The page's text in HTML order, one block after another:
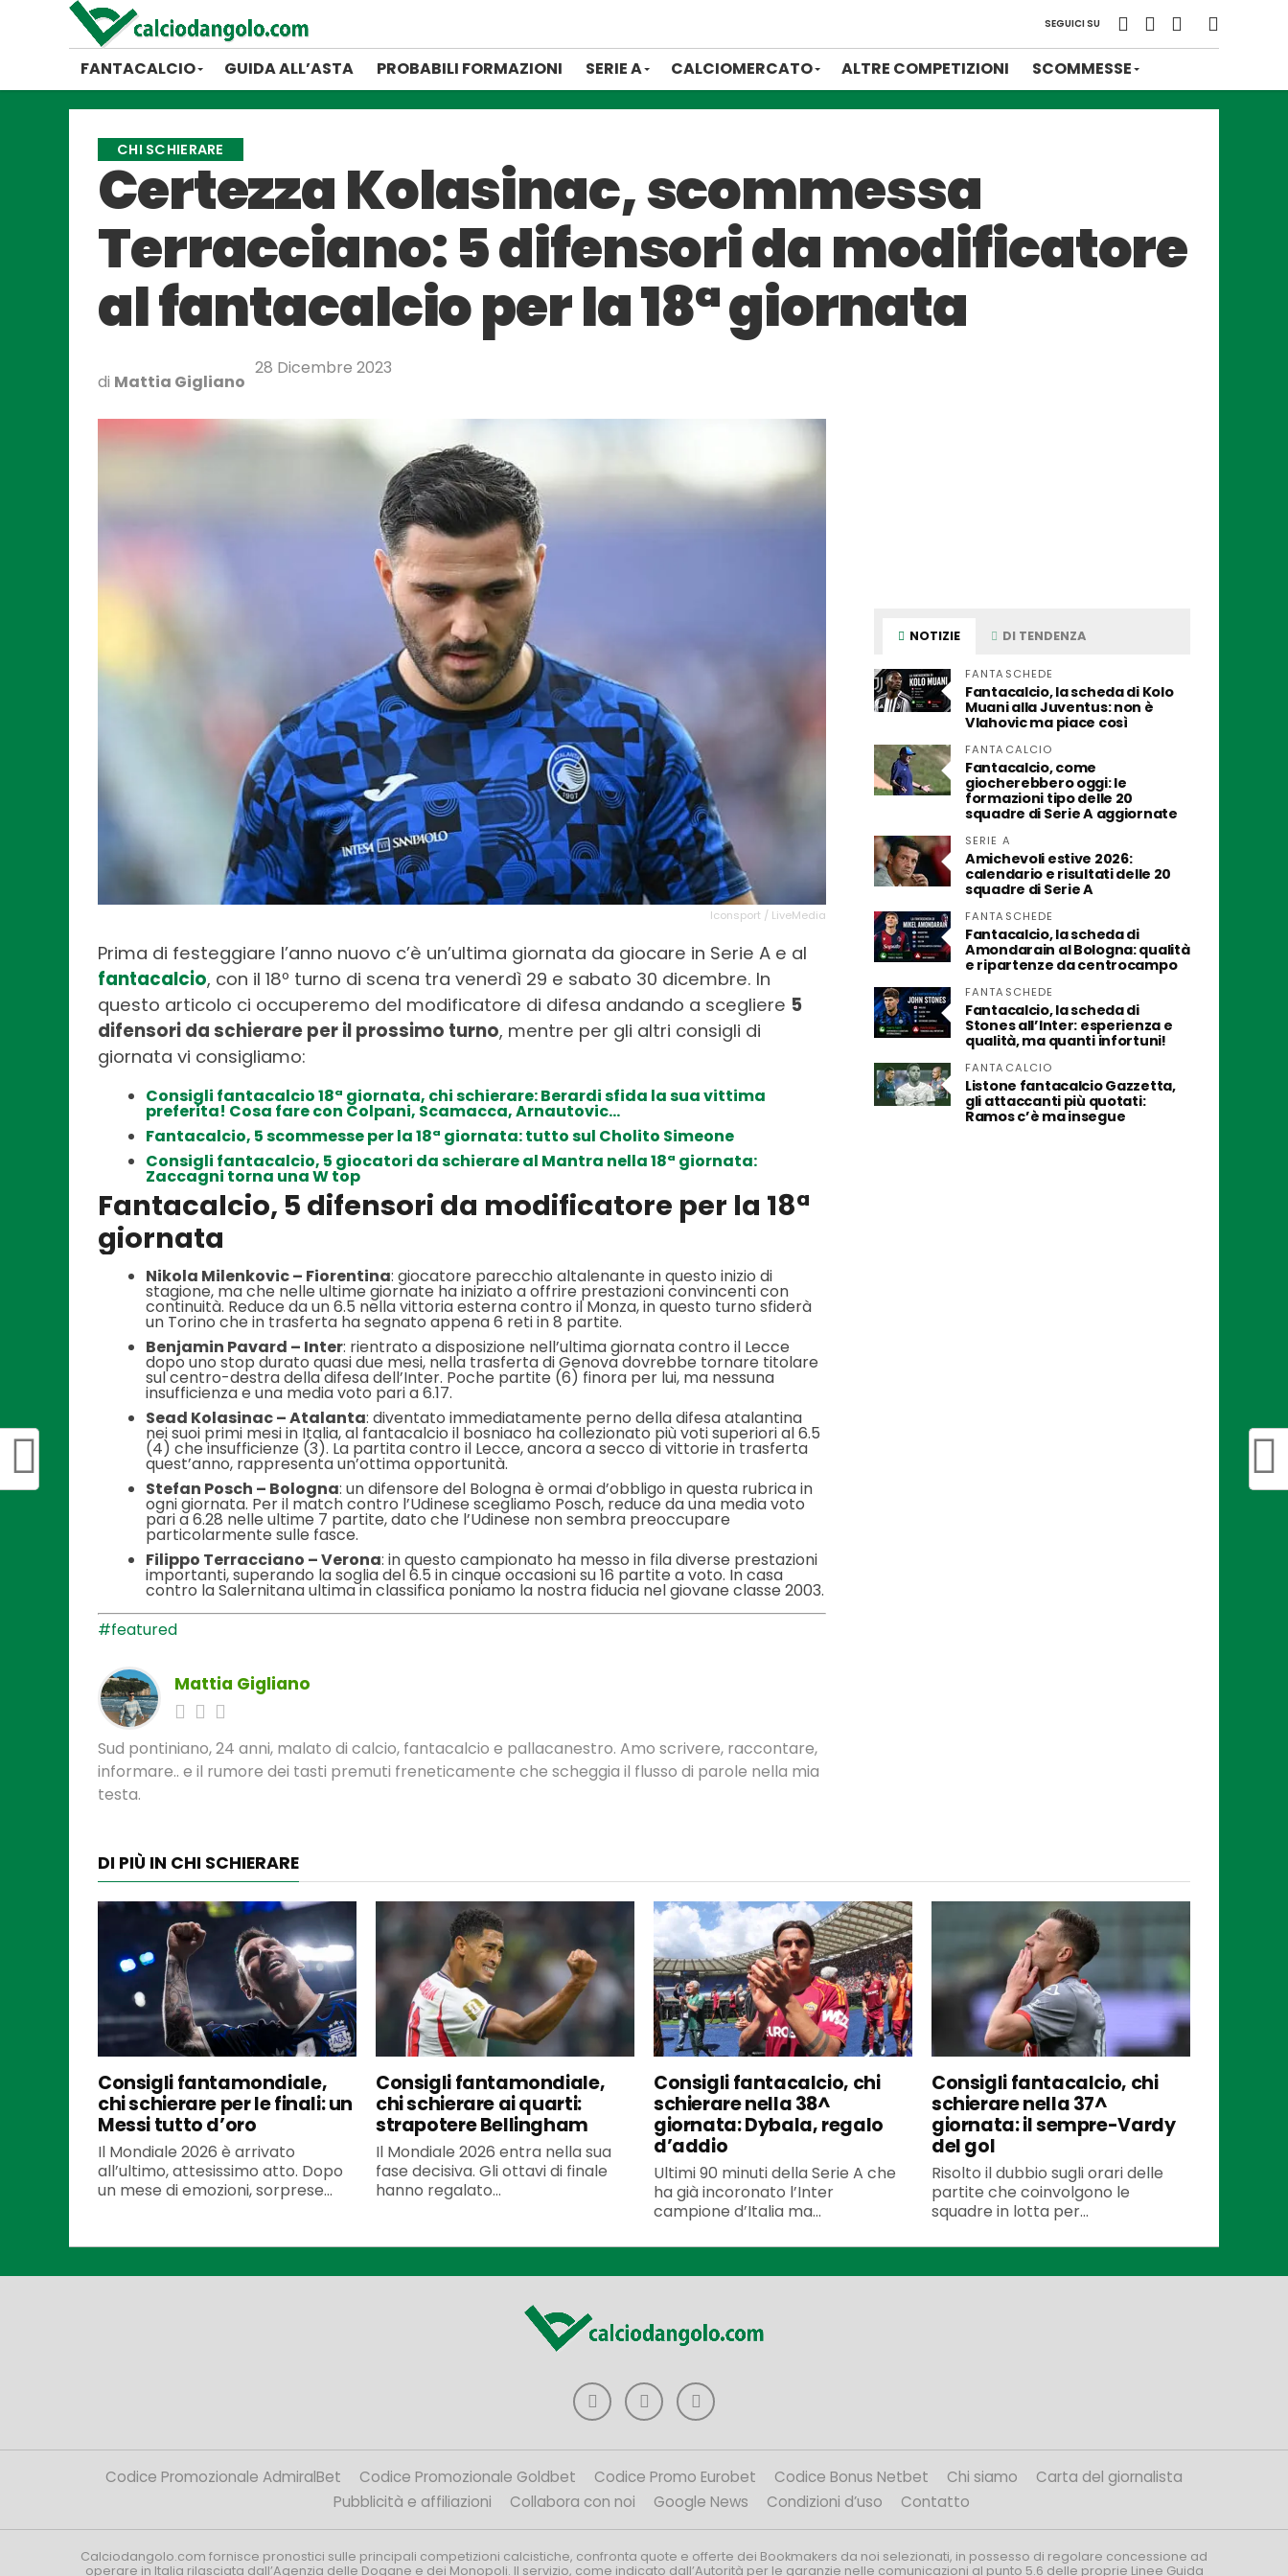
SEGUICI SU
FANTACALCIO GUIDA ALL’ASTA PROBABILI FORMAZIONI SERIE A CALCIOMERCATO ALTRE COMPETIZIONI SCOMMESSE
CHI SCHIERARE
Certezza Kolasinac, scommessa
Terracciano: 5 difensori da modificatore
al fantacalcio per la 18ª giornata
di Mattia Gigliano
28 Dicembre 2023
Iconsport / LiveMedia
Prima di festeggiare l’anno nuovo c’è un’ultima giornata da giocare in Serie A e al
fantacalcio, con il 18º turno di scena tra venerdì 29 e sabato 30 dicembre. In
questo articolo ci occuperemo del modificatore di difesa andando a scegliere 5
difensori da schierare per il prossimo turno, mentre per gli altri consigli di
giornata vi consigliamo:
Consigli fantacalcio 18ª giornata, chi schierare: Berardi sfida la sua vittima
preferita! Cosa fare con Colpani, Scamacca, Arnautovic…
Fantacalcio, 5 scommesse per la 18ª giornata: tutto sul Cholito Simeone
Consigli fantacalcio, 5 giocatori da schierare al Mantra nella 18ª giornata:
Zaccagni torna una W top
Fantacalcio, 5 difensori da modificatore per la 18ª
giornata
Nikola Milenkovic – Fiorentina: giocatore parecchio altalenante in questo inizio di
stagione, ma che nelle ultime giornate ha iniziato a offrire prestazioni convincenti con
continuità. Reduce da un 6.5 nella vittoria esterna contro il Monza, in questo turno sfiderà
un Torino che in trasferta ha segnato appena 6 reti in 8 partite.
Benjamin Pavard – Inter: rientrato a disposizione nell’ultima giornata contro il Lecce
dopo uno stop durato quasi due mesi, nella trasferta di Genova dovrebbe tornare titolare
sul centro-destra della difesa dell’Inter. Poche partite (6) finora per lui, ma nessuna
insufficienza e una media voto pari a 6.17.
Sead Kolasinac – Atalanta: diventato immediatamente perno della difesa atalantina
nei suoi primi mesi in Italia, al fantacalcio il bosniaco ha collezionato più voti superiori al 6.5
(4) che insufficienze (3). La partita contro il Lecce, ancora a secco di vittorie in trasferta
quest’anno, rappresenta un’ottima opportunità.
Stefan Posch – Bologna: un difensore del Bologna è ormai d’obbligo in questa rubrica in
ogni giornata. Per il match contro l’Udinese scegliamo Posch, reduce da una media voto
pari a 6.28 nelle ultime 7 partite, dato che l’Udinese non sembra preoccupare
particolarmente sulle fasce.
Filippo Terracciano – Verona: in questo campionato ha messo in fila diverse prestazioni
importanti, superando la soglia del 6.5 in cinque occasioni su 16 partite a voto. In casa
contro la Salernitana ultima in classifica poniamo la nostra fiducia nel giovane classe 2003.
#featured
Mattia Gigliano
Sud pontiniano, 24 anni, malato di calcio, fantacalcio e pallacanestro. Amo scrivere, raccontare,
informare.. e il rumore dei tasti premuti freneticamente che scheggia il flusso di parole nella mia
testa.
NOTIZIE DI TENDENZA
FANTASCHEDE
Fantacalcio, la scheda di Kolo
Muani alla Juventus: non è
Vlahovic ma piace così
FANTACALCIO
Fantacalcio, come
giocherebbero oggi: le
formazioni tipo delle 20
squadre di Serie A aggiornate
SERIE A
Amichevoli estive 2026:
calendario e risultati delle 20
squadre di Serie A
FANTASCHEDE
Fantacalcio, la scheda di
Amondarain al Bologna: qualità
e ripartenze da centrocampo
FANTASCHEDE
Fantacalcio, la scheda di
Stones all’Inter: esperienza e
qualità, ma quanti infortuni!
FANTACALCIO
Listone fantacalcio Gazzetta,
gli attaccanti più quotati:
Ramos c’è ma insegue
DI PIÙ IN CHI SCHIERARE
Consigli fantamondiale,
chi schierare per le finali: un
Messi tutto d’oro
Il Mondiale 2026 è arrivato
all’ultimo, attesissimo atto. Dopo
un mese di emozioni, sorprese...
Consigli fantamondiale,
chi schierare ai quarti:
strapotere Bellingham
Il Mondiale 2026 entra nella sua
fase decisiva. Gli ottavi di finale
hanno regalato...
Consigli fantacalcio, chi
schierare nella 38^
giornata: Dybala, regalo
d’addio
Ultimi 90 minuti della Serie A che
ha già incoronato l’Inter
campione d’Italia ma...
Consigli fantacalcio, chi
schierare nella 37^
giornata: il sempre-Vardy
del gol
Risolto il dubbio sugli orari delle
partite che coinvolgono le
squadre in lotta per...
Codice Promozionale AdmiralBet Codice Promozionale Goldbet Codice Promo Eurobet Codice Bonus Netbet Chi siamo
Carta del giornalista
Pubblicità e affiliazioni
Collabora con noi Google News Condizioni d’uso Contatto
Calciodangolo.com fornisce pronostici sulle principali competizioni calcistiche, confronta quote e offerte dei Bookmakers da noi selezionati, in possesso di regolare concessione ad
operare in Italia rilasciata dall’Agenzia delle Dogane e dei Monopoli. Il servizio, come indicato dall’Autorità per le garanzie nelle comunicazioni al punto 5.6 delle proprie Linee Guida